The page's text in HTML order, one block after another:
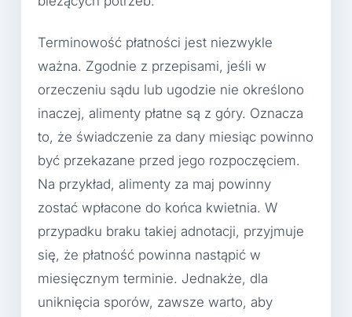
Terminowość płatności jest niezwykle
ważna. Zgodnie z przepisami, jeśli w
orzeczeniu sądu lub ugodzie nie określono
inaczej, alimenty płatne są z góry. Oznacza
to, że świadczenie za dany miesiąc powinno
być przekazane przed jego rozpoczęciem.
Na przykład, alimenty za maj powinny
zostać wpłacone do końca kwietnia. W
przypadku braku takiej adnotacji, przyjmuje
się, że płatność powinna nastąpić w
miesięcznym terminie. Jednakże, dla
uniknięcia sporów, zawsze warto, aby